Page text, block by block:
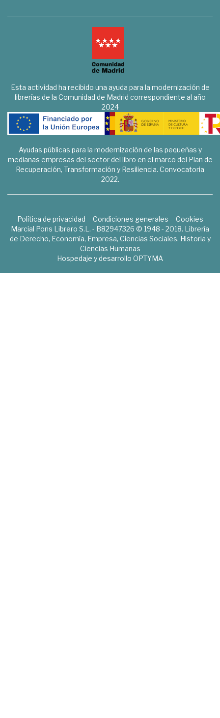
Esta actividad ha recibido una ayuda para la modernización de
librerías de la Comunidad de Madrid correspondiente al año
2024
Ayudas públicas para la modernización de las pequeñas y
medianas empresas del sector del libro en el marco del Plan de
Recuperación, Transformación y Resiliencia. Convocatoria
2022.
Política de privacidad Condiciones generales
Cookies
Marcial Pons Librero S.L. - B82947326 © 1948 - 2018. Librería
de Derecho, Economía, Empresa, Ciencias Sociales, Historia y
Ciencias Humanas
Hospedaje y desarrollo OPTYMA